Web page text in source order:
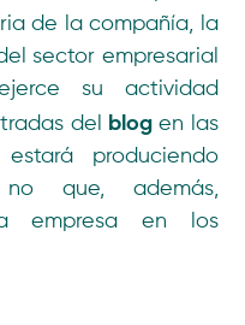
de la compañía, la
sector empresarial
su actividad
del blogen las
produciendo
que, además,
empresa en los